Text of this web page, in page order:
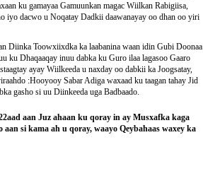
ku gamayaa Gamuunkan magac Wiilkan Rabigiisa,
iyo dacwo u Noqatay Dadkii daawanayay oo dhan oo yiri
Diinka Toowxiixdka ka laabanina waan idin Gubi Doonaa
ku Dhaqaaqay inuu dabka ku Guro ilaa lagasoo Gaaro
ayay Wiilkeeda u naxday oo dabkii ka Joogsatay,
:Hooyooy Sabar Adiga waxaad ku taagan tahay Jid
gasho si uu Diinkeeda uga Badbaado.
aan Juz ahaan ku qoray in ay Musxafka kaga
si kama ah u qoray, waayo Qeybahaas waxey ka